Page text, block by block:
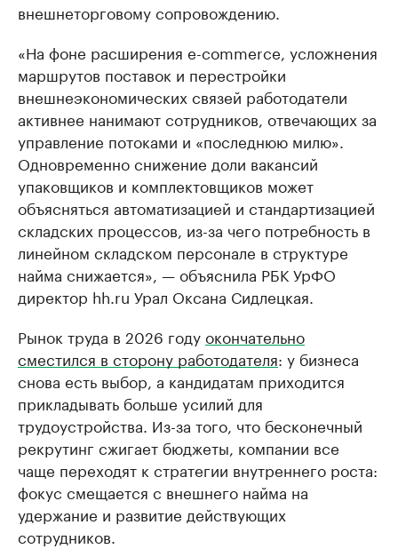
внешнеторговому сопровождению.
«На фоне расширения e-commerce, усложнения
маршрутов поставок и перестройки
внешнеэкономических связей работодатели
активнее нанимают сотрудников, отвечающих за
управление потоками и «последнюю милю».
Одновременно снижение доли вакансий
упаковщиков и комплектовщиков может
объясняться автоматизацией и стандартизацией
складских процессов, из-за чего потребность в
линейном складском персонале в структуре
найма снижается», — объяснила РБК УрФО
директор hh.ru Урал Оксана Сидлецкая.
Рынок труда в 2026 годуокончательно
сместился в сторону работодателя: у бизнеса
снова есть выбор, а кандидатам приходится
прикладывать больше усилий для
трудоустройства. Из-за того, что бесконечный
рекрутинг сжигает бюджеты, компании все
чаще переходят к стратегии внутреннего роста:
фокус смещается с внешнего найма на
удержание и развитие действующих
сотрудников.